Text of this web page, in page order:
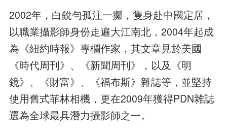
2002年，白銳勻孤注一擲，隻身赴中國定居，
以職業攝影師身份走遍大江南北，2004年起成
為《紐約時報》專欄作家，其文章見於美國
《時代周刊》、《新聞周刊》，以及《明
鏡》、《財富》、《福布斯》雜誌等，並堅持
使用舊式菲林相機，更在2009年獲得PDN雜誌
選為全球最具潛力攝影師之一。